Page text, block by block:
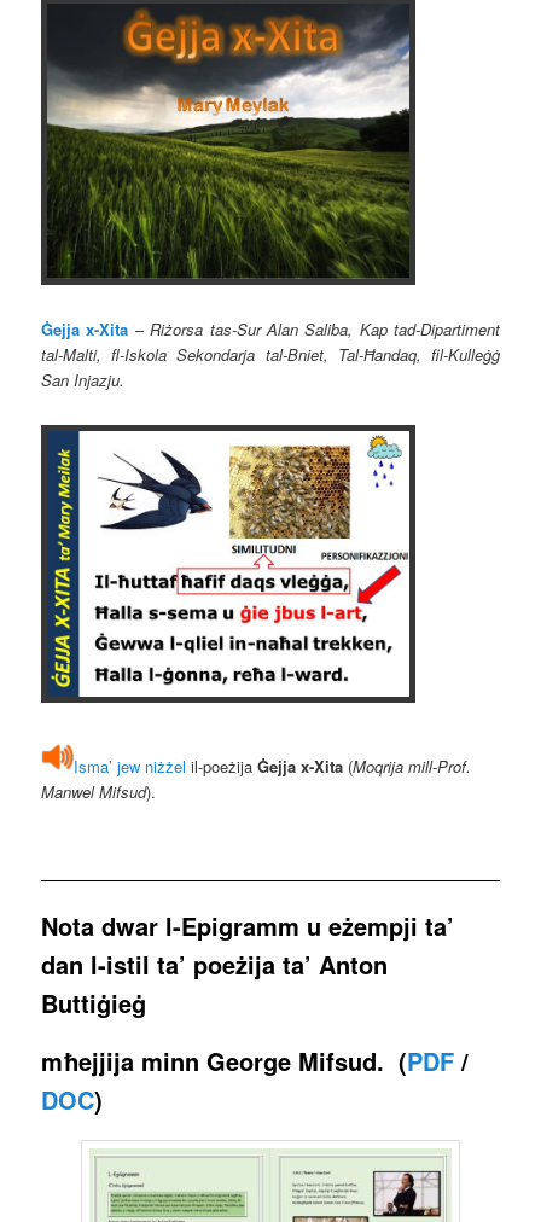
Ġejja x-Xita –Riżorsa tas-Sur Alan Saliba, Kap tad-Dipartiment
tal-Malti, fl-Iskola Sekondarja tal-Bniet, Tal-Ħandaq, fil-Kulleġġ
San Injazju.
Isma’ jew niżżel il-poeżijaĠejja x-Xita (Moqrija mill-Prof.
Manwel Mifsud).
Nota dwar l-Epigramm u eżempji ta’
dan l-istil ta’ poeżija ta’ Anton
Buttiġieġ
mħejjija minn George Mifsud. (PDF/
DOC)